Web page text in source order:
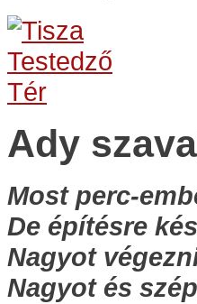
Ady
Most perc-
De építésre
Nagyot
Nagyot és